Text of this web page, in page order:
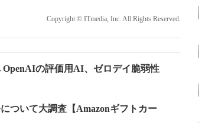
Copyright © ITmedia, Inc. All Rights Reserved.